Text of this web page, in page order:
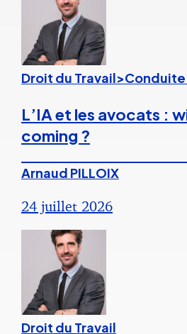
Droit du
L’IA et les avocats :
coming ?
Arnaud PILLOIX
24 juillet 2026
Droit du Travail